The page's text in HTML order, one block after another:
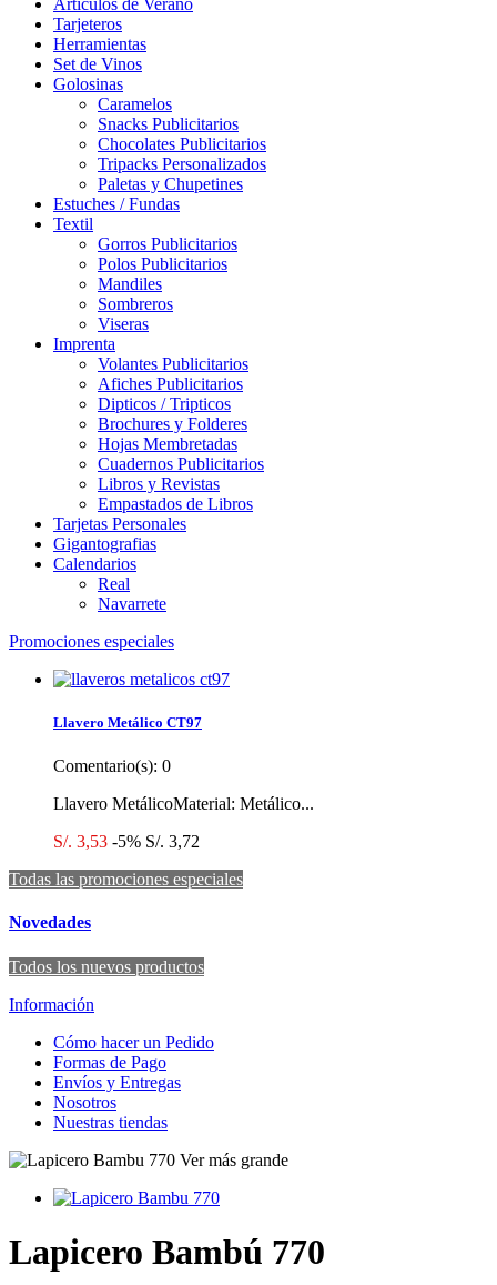
Tarjeteros
Herramientas
Set de Vinos
Golosinas
Caramelos
Snacks Publicitarios
Chocolates Publicitarios
Tripacks Personalizados
Paletas y Chupetines
Estuches / Fundas
Textil
Gorros Publicitarios
Polos Publicitarios
Mandiles
Sombreros
Viseras
Imprenta
Volantes Publicitarios
Afiches Publicitarios
Dipticos / Tripticos
Brochures y Folderes
Hojas Membretadas
Cuadernos Publicitarios
Libros y Revistas
Empastados de Libros
Tarjetas Personales
Gigantografias
Calendarios
Real
Navarrete
Promociones especiales
Llavero Metálico CT97
Comentario(s): 0
Llavero MetálicoMaterial: Metálico...
S/. 3,53 -5% S/. 3,72
Todas las promociones especiales
Novedades
Todos los nuevos productos
Información
Cómo hacer un Pedido
Formas de Pago
Envíos y Entregas
Nosotros
Nuestras tiendas
Ver más grande
Lapicero Bambú 770